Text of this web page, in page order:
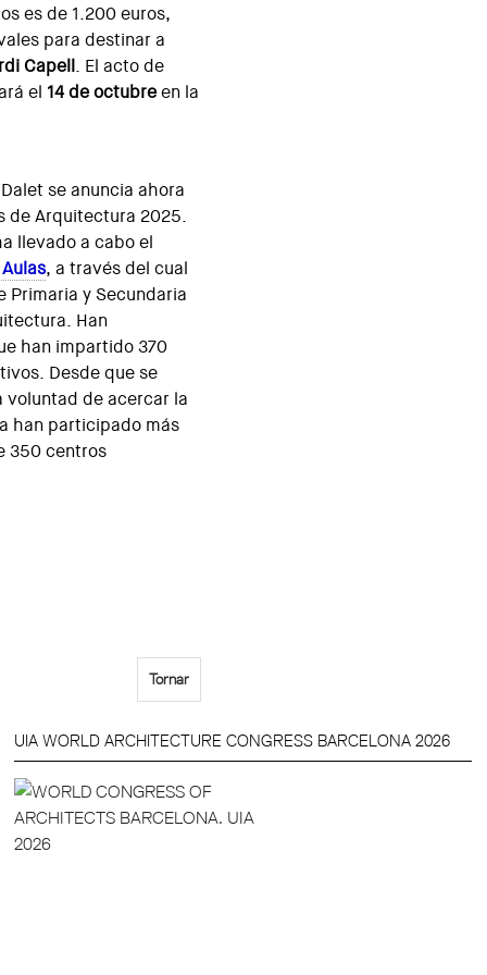
es de 1.200 euros,
para destinar a
Capell. El acto de
el 14 de octubreen la
se anuncia ahora
de Arquitectura 2025.
llevado a cabo el
, a través del cual
Primaria y Secundaria
Han
han impartido 370
Desde que se
voluntad de acercar la
han participado más
350 centros
Tornar
UIA WORLD ARCHITECTURE CONGRESS BARCELONA 2026